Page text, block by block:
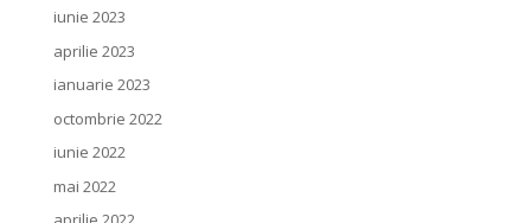
iunie 2023
aprilie 2023
ianuarie 2023
octombrie 2022
iunie 2022
mai 2022